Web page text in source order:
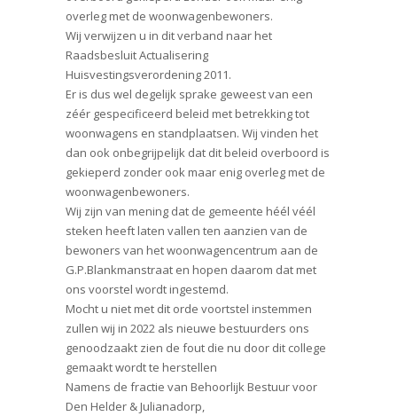
overleg met de woonwagenbewoners.
Wij verwijzen u in dit verband naar het
Raadsbesluit Actualisering
Huisvestingsverordening 2011.
Er is dus wel degelijk sprake geweest van een
zéér gespecificeerd beleid met betrekking tot
woonwagens en standplaatsen. Wij vinden het
dan ook onbegrijpelijk dat dit beleid overboord is
gekieperd zonder ook maar enig overleg met de
woonwagenbewoners.
Wij zijn van mening dat de gemeente héél véél
steken heeft laten vallen ten aanzien van de
bewoners van het woonwagencentrum aan de
G.P.Blankmanstraat en hopen daarom dat met
ons voorstel wordt ingestemd.
Mocht u niet met dit orde voortstel instemmen
zullen wij in 2022 als nieuwe bestuurders ons
genoodzaakt zien de fout die nu door dit college
gemaakt wordt te herstellen
Namens de fractie van Behoorlijk Bestuur voor
Den Helder & Julianadorp,